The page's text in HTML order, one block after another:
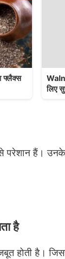
फ्लैक्स
लिए
परेशान हैं।
है
होती है।